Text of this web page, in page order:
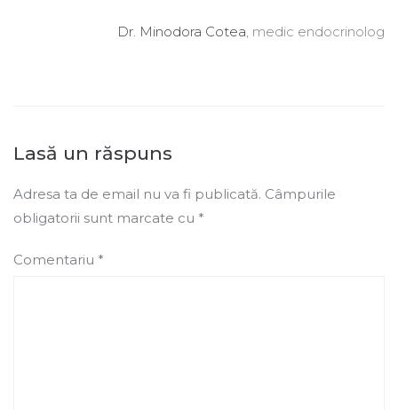
Dr. Minodora Cotea, medic endocrinolog
Lasă un răspuns
Adresa ta de email nu va fi publicată. Câmpurile
obligatorii sunt marcate cu *
Comentariu *